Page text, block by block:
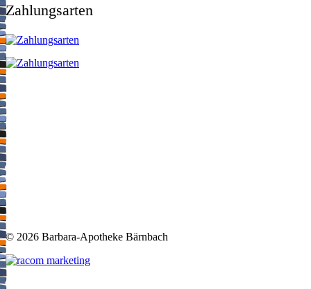
Zahlungsarten
© 2026 Barbara-Apotheke Bärnbach